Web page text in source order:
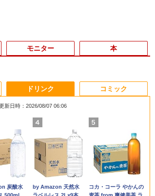
｜VETESA
を自由選択
パソコン 14
Pentium
【期間限定 ポイント
UP＆クーポン配布】
ASUS BR1104F 2in1
ノートパソコン
NS0097XA
￥29,800
5
NEC公式店 ノートパソ
コン LAVIE Direct N15
Slim 楽天限定モデル
国内生産・新品
Ryzen5、16GBメモ
円オフ】【マウス
デスクトップパソ
Microsoft Office付
1TB メモリ32GB
Prodesk 400 G5
古パソコン
【エントリーでポイント10倍】 【Bラ
ンク】中古 デスクトップ PC HP Z2
Tower G4 Win11 Pro Xeon E-2244G 4
コア メモリ32GB SSD 512GB NVMe
HDD 1TB Quadro P2200 ワークステ
ーション エイチピー
￥59,800
モニター
ポン＋ポ
還
ルモニタ
チ FHD
1080P Fast
非光沢
【最強配送対応で最短
翌日到着!!】 モバイル
モニター 15.6インチ モ
バイルディスプレイ
1920*1080 ポータブル
モニター IPS液晶パネル
￥9,980
5
【楽天1位！保護レザ
ーケース付き】【タッ
チ選択】 モバイルモニ
ター 15.6インチ ノング
HD コスパ 高画質 デュ
本
ンジャ
子書籍】[
[新品]角川まんが学習
まんが人物伝シリーズ
(全29冊) 全巻セット
￥31,702
5
日向坂46 藤嶌果歩 1st
写真集 果実の歩幅 [ 藤
嶌 果歩 ]
【2026年アップグレ
Xiaomi シャオミ
On My Road
BUGS LIFE
ドリンク
新日時：2026/08/07 06:06
炭酸水
by Amazon 天然水
コカ・コーラ やかんの
コミック